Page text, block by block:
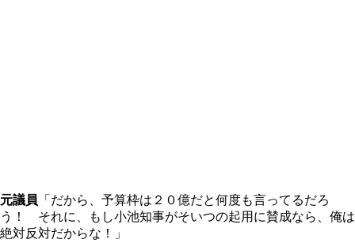
元議員 「だから、予算枠は２０億だと何度も言ってるだろ
う！ それに、もし小池知事がそいつの起用に賛成なら、俺は
絶対反対だからな！」